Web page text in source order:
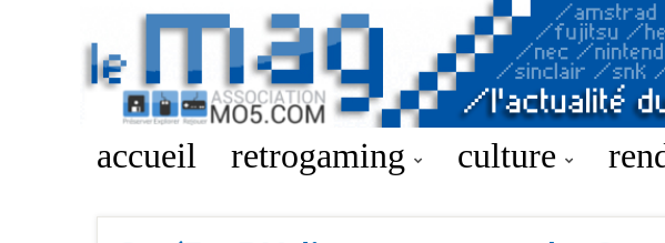
accueil retrogaming culture